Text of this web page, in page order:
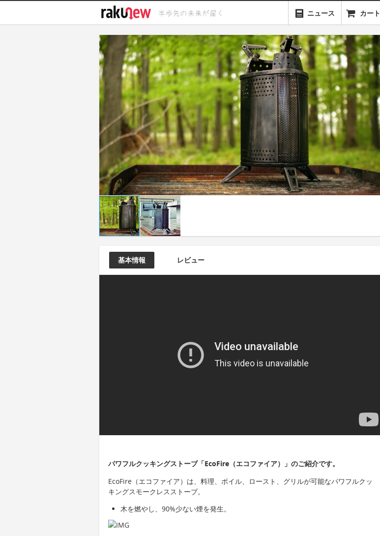
ニュース カート
基本情報 レビュー
パワフルクッキングストーブ「EcoFire（エコファイア）」のご紹介です。
EcoFire（エコファイア）は、料理、ボイル、ロースト、グリルが可能なパワフルクッ
キングスモークレスストーブ。
木を燃やし、90%少ない煙を発生。